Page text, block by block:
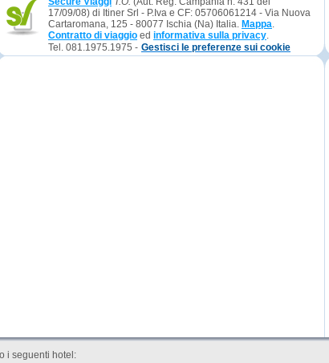
17/09/08) di Itiner Srl - P.Iva e CF: 05706061214 - Via Nuova
Cartaromana, 125 - 80077 Ischia (Na) Italia. Mappa.
Contratto di viaggio ed informativa sulla privacy.
Tel. 081.1975.1975 - Gestisci le preferenze sui cookie
i seguenti hotel: